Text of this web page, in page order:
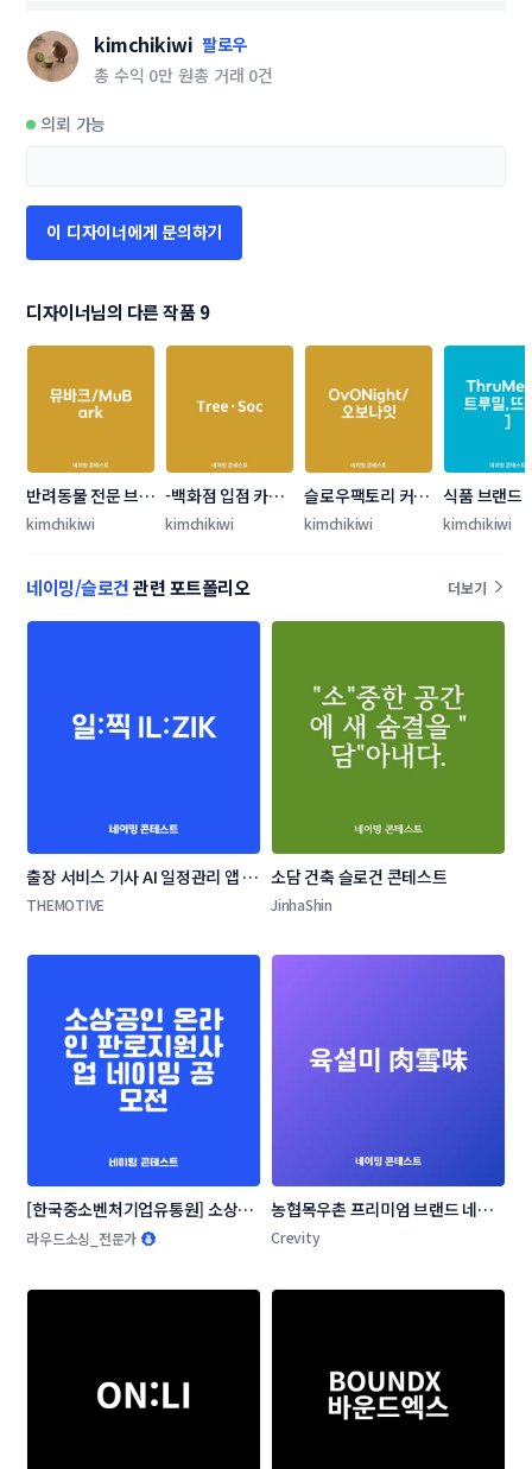
kimchikiwi 팔로우
총 수익 0만 원총 거래 0건
의뢰 가능
이 디자이너에게 문의하기
디자이너님의 다른 작품 9
반려동물 전문 브랜
드 이름을 공모합니
kimchikiwi
-백화점 입점 카페
(책, 음악등 문화복
kimchikiwi
슬로우팩토리 커피
브랜드 네이밍 콘테
kimchikiwi
식품 브랜드
콘테스트
kimchikiwi
네이밍/슬로건관련 포트폴리오 더보기
출장 서비스 기사 AI 일정관리 앱 네
이밍 콘테스트
THEMOTIVE
소담 건축 슬로건 콘테스트
JinhaShin
[한국중소벤처기업유통원] 소상공
인 온라인 판로지원사업 네이밍 공
라우드소싱_전문가
농협목우촌 프리미엄 브랜드 네이
밍 공모
Crevity